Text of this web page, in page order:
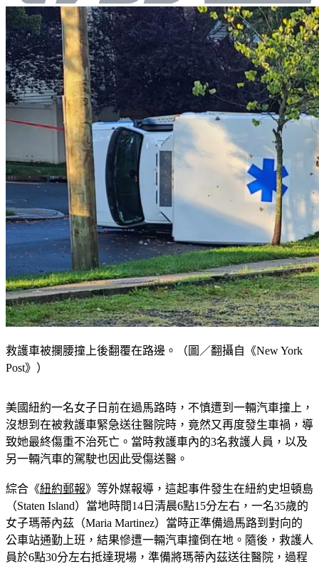
救護車被攔腰撞上後翻覆在路邊。（圖／翻攝自《New York
Post》）
美國紐約一名女子日前在過馬路時，不慎遭到一輛汽車撞上，
沒想到在被救護車緊急送往醫院時，竟然又再度發生車禍，導
致她最終傷重不治死亡。當時救護車內的3名救護人員，以及
另一輛汽車的駕駛也因此受傷送醫。
綜合《紐約郵報》等外媒報導，這起事件發生在紐約史坦頓島
（Staten Island）當地時間14日清晨6點15分左右，一名35歲的
女子瑪蒂內茲（Maria Martinez）當時正準備過馬路到對向的
公車站通勤上班，結果慘遭一輛汽車撞倒在地。隨後，救護人
員於6點30分左右抵達現場，準備將瑪蒂內茲送往醫院，過程